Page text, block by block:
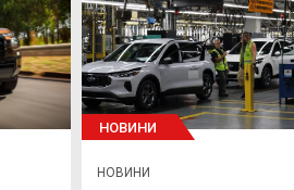
НОВИНИ
НОВИНИ